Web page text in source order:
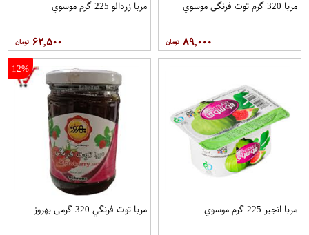
مربا 320 گرم توت فرنگی موسوي
۸۹,۰۰۰
مربا زردالو 225 گرم موسوي
۶۲,۵۰۰
مربا انجیر 225 گرم موسوي
12%
مربا توت فرنگي 320 گرمی بهروز